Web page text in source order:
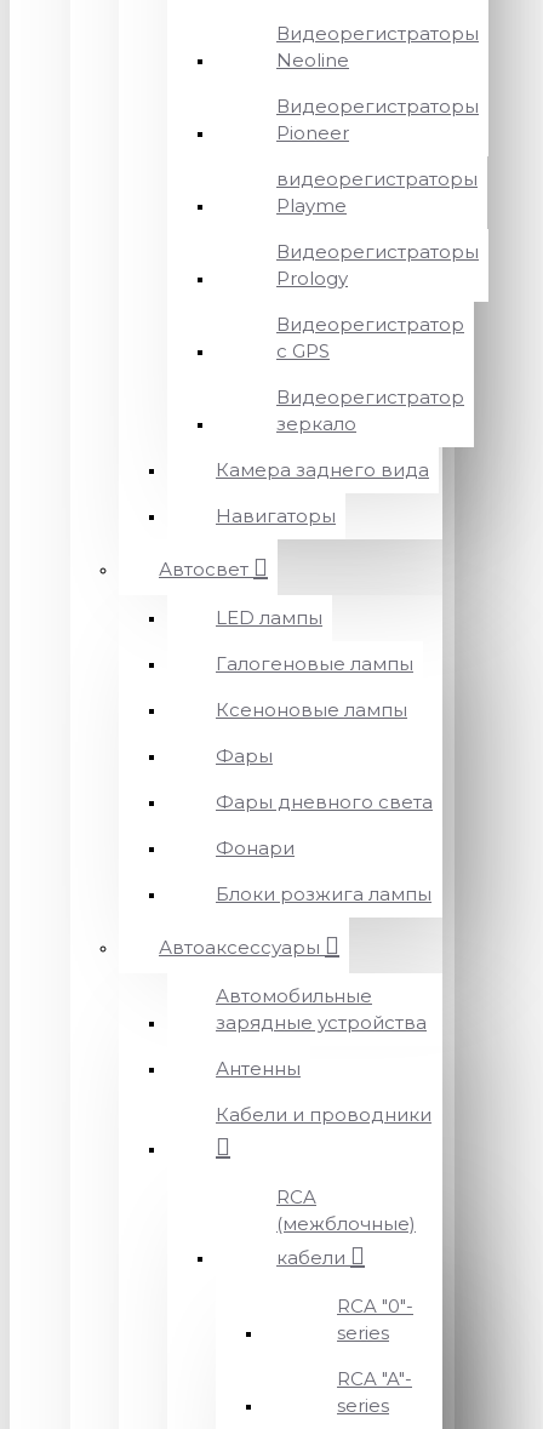
Видеорегистраторы
Neoline
Видеорегистраторы
Pioneer
видеорегистраторы
Playme
Видеорегистраторы
Prology
Видеорегистратор
с GPS
Видеорегистратор
зеркало
Камера заднего вида
Навигаторы
Автосвет
LED лампы
Галогеновые лампы
Ксеноновые лампы
Фары
Фары дневного света
Фонари
Блоки розжига лампы
Автоаксессуары
Автомобильные
зарядные устройства
Антенны
Кабели и проводники
RCA
(межблочные)
кабели
RCA "0"-
series
RCA "A"-
series